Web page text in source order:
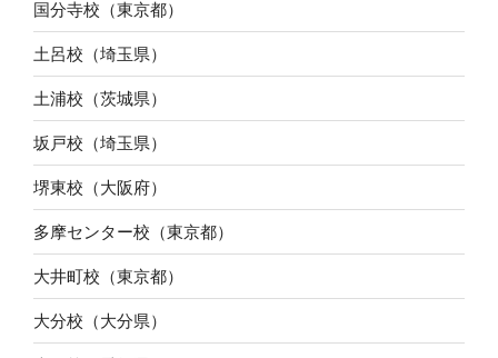
国分寺校（東京都）
土呂校（埼玉県）
土浦校（茨城県）
坂戸校（埼玉県）
堺東校（大阪府）
多摩センター校（東京都）
大井町校（東京都）
大分校（大分県）